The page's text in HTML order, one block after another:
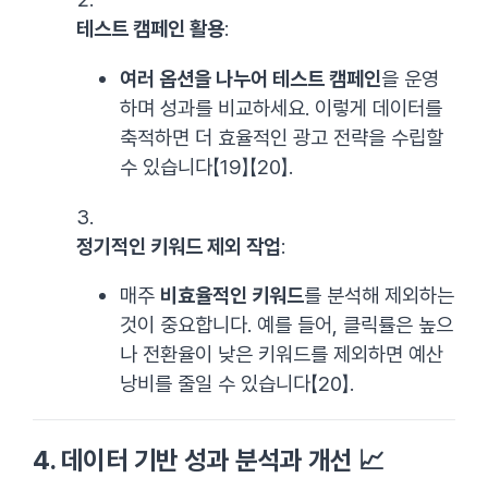
테스트 캠페인 활용:
여러 옵션을 나누어 테스트 캠페인을 운영
하며 성과를 비교하세요. 이렇게 데이터를
축적하면 더 효율적인 광고 전략을 수립할
수 있습니다【19】【20】.
정기적인 키워드 제외 작업:
매주 비효율적인 키워드를 분석해 제외하는
것이 중요합니다. 예를 들어, 클릭률은 높으
나 전환율이 낮은 키워드를 제외하면 예산
낭비를 줄일 수 있습니다【20】.
4. 데이터 기반 성과 분석과 개선 📈